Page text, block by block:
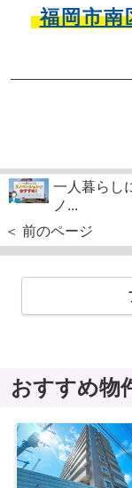
福岡市
一人暮らし
ノ...
＜ 前のページ
おすすめ物